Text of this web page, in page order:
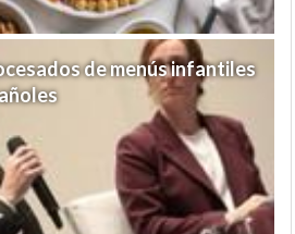
de menús infantiles